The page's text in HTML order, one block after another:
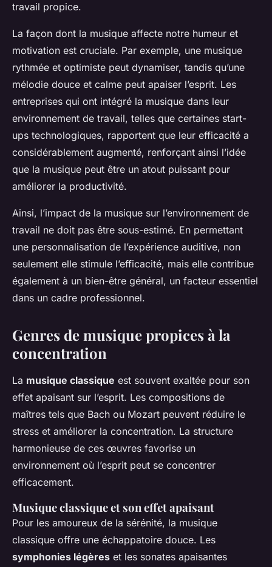
travail propice.
La façon dont la musique affecte notre humeur et
motivation est cruciale. Par exemple, une musique
rythmée et optimiste peut dynamiser, tandis qu’une
mélodie douce et calme peut apaiser l’esprit. Les
entreprises qui ont intégré la musique dans leur
environnement de travail, telles que certaines start-
ups technologiques, rapportent que leur efficacité a
considérablement augmenté, renforçant ainsi l’idée
que la musique peut être un atout puissant pour
améliorer la productivité.
Ainsi, l’impact de la musique sur l’environnement de
travail ne doit pas être sous-estimé. En permettant
une personnalisation de l’expérience auditive, non
seulement elle stimule l’efficacité, mais elle contribue
également à un bien-être général, un facteur essentiel
dans un cadre professionnel.
Genres de musique propices à la
concentration
La musique classique est souvent exaltée pour son
effet apaisant sur l’esprit. Les compositions de
maîtres tels que Bach ou Mozart peuvent réduire le
stress et améliorer la concentration. La structure
harmonieuse de ces œuvres favorise un
environnement où l’esprit peut se concentrer
efficacement.
Musique classique et son effet apaisant
Pour les amoureux de la sérénité, la musique
classique offre une échappatoire douce. Les
symphonies légères et les sonates apaisantes